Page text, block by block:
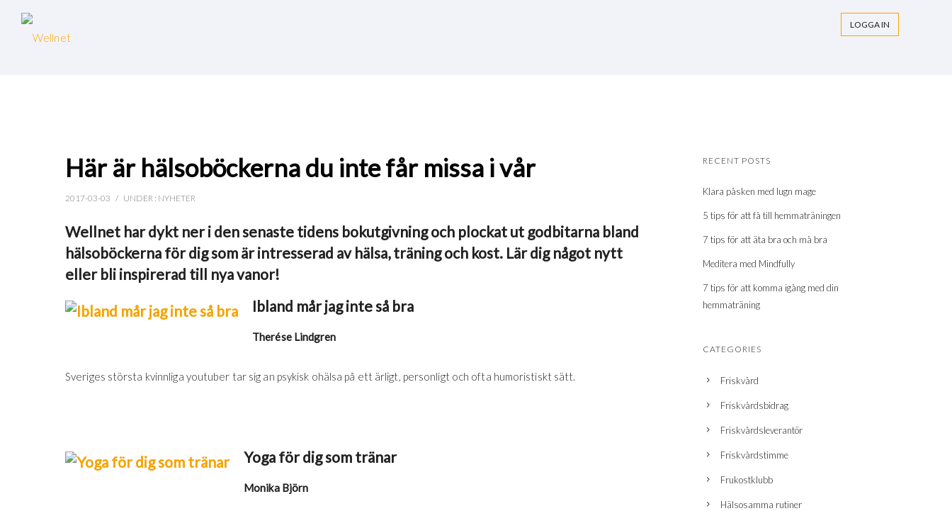
LOGGA IN
Här är hälsoböckerna du inte får missa i vår
2017-03-03 / UNDER : NYHETER
Wellnet har dykt ner i den senaste tidens bokutgivning och plockat ut godbitarna bland
hälsoböckerna för dig som är intresserad av hälsa, träning och kost. Lär dig något nytt
eller bli inspirerad till nya vanor!
Ibland mår jag inte så bra
Therése Lindgren
Sveriges största kvinnliga youtuber tar sig an psykisk ohälsa på ett ärligt, personligt och ofta humoristiskt sätt.
Yoga för dig som tränar
Monika Björn
RECENT POSTS
Klara påsken med lugn mage
5 tips för att få till hemmaträningen
7 tips för att äta bra och må bra
Meditera med Mindfully
7 tips för att komma igång med din
hemmaträning
CATEGORIES
Friskvård
Friskvårdsbidrag
Friskvårdsleverantör
Friskvårdstimme
Frukostklubb
Hälsosamma rutiner